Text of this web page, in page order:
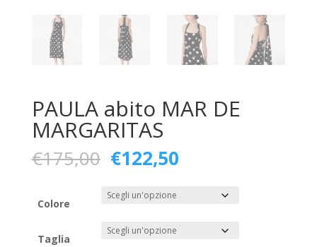
PAULA abito MAR DE
MARGARITAS
€175,00 Il
prezzo
originale
era:
€175,00.
€122,50Il
attuale
€122,50.
Colore
Taglia